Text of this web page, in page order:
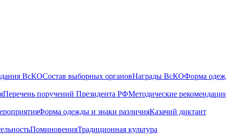
ВсКОСостав выборных органовНаграды ВсКОФорма
Перечень поручений Президента РФМетодические
Форма одежды и знаки различияКазачий диктант
ПоминовенияТрадиционная культура